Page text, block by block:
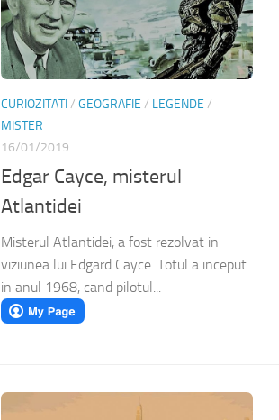
CURIOZITATI/ GEOGRAFIE / LEGENDE /
MISTER
16/01/2019
Edgar Cayce, misterul
Atlantidei
Misterul Atlantidei, a fost rezolvat in
viziunea lui Edgard Cayce. Totul a inceput
in anul 1968, cand pilotul...